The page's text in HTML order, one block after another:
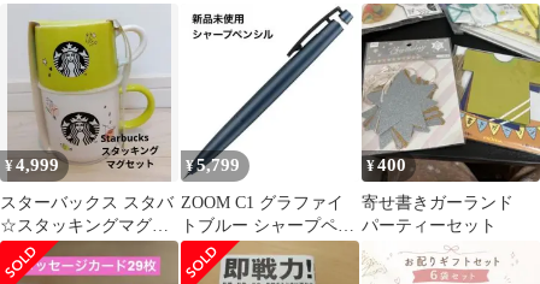
リップ シアトルブレン
ド 美味しい 高級感 お
しゃれ プチギフト ギフ
ト 人気 退職 プレゼン
ト お返し お礼 産休 ホ
テル オフィス 転勤 挨
拶?
ガーメントバッグ ノベ
ルティ
礼に オーダー可能
¥4,999
スターバックス スタバ
☆スタッキングマグセ
ット☆未使用 マグカッ
プ 2個セット
¥5,799
ZOOM C1 グラファイ
トブルー シャープペン
シル ズーム SH-
ZC1C44
¥400
寄せ書きガーランド
パーティーセット